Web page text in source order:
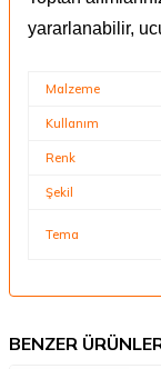
yararlanabilir,
Malzeme
Kullanım
Renk
Şekil
Tema
BENZER